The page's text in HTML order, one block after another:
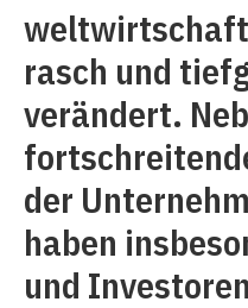
rasch und
verändert.
der
haben
und